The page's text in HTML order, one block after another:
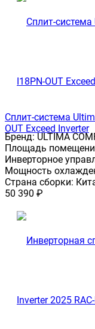
Сплит-система
OUT Exceed Inverter
Бренд:ULTIMA
Площадь
Инверторное
Мощность
Страна сборки:
50 390 ₽